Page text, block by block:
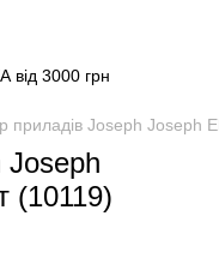
3000 грн
приладів Joseph Joseph
Joseph
(10119)